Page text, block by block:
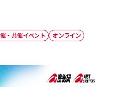
・共催イベント オンライン